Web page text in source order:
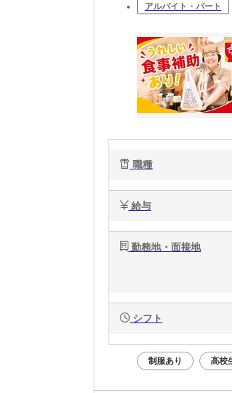
アルバイト・パート
職種
給与
勤務地・面接地
シフト
制服あり 高校